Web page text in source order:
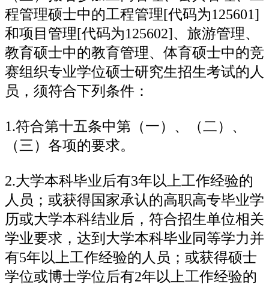
程管理硕士中的工程管理[代码为125601]
和项目管理[代码为125602]、旅游管理、
教育硕士中的教育管理、体育硕士中的竞
赛组织专业学位硕士研究生招生考试的人
员，须符合下列条件：
1.符合第十五条中第（一）、（二）、
（三）各项的要求。
2.大学本科毕业后有3年以上工作经验的
人员；或获得国家承认的高职高专毕业学
历或大学本科结业后，符合招生单位相关
学业要求，达到大学本科毕业同等学力并
有5年以上工作经验的人员；或获得硕士
学位或博士学位后有2年以上工作经验的